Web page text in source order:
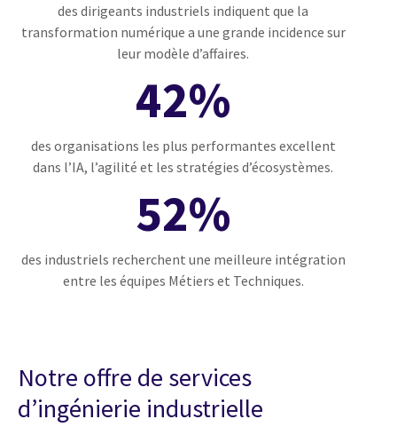
des dirigeants industriels indiquent que la
transformation numérique a une grande incidence sur
leur modèle d’affaires.
42%
des organisations les plus performantes excellent
dans l’IA, l’agilité et les stratégies d’écosystèmes.
52%
des industriels recherchent une meilleure intégration
entre les équipes Métiers et Techniques.
Notre offre de services
d’ingénierie industrielle